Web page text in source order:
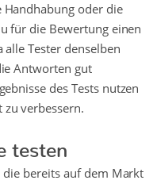
Handhabung oder die
für die Bewertung einen
Tester denselben
Antworten gut
des Tests nutzen
verbessern.
testen
die bereits auf dem Markt